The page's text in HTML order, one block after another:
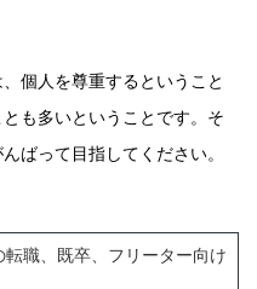
個人を尊重するということ
も多いということです。そ
ばって目指してください。
転職、既卒、フリーター向け